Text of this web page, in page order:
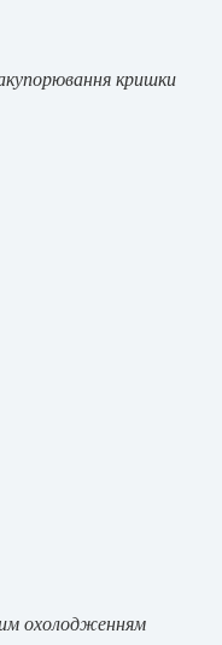
кришки
охолодженням